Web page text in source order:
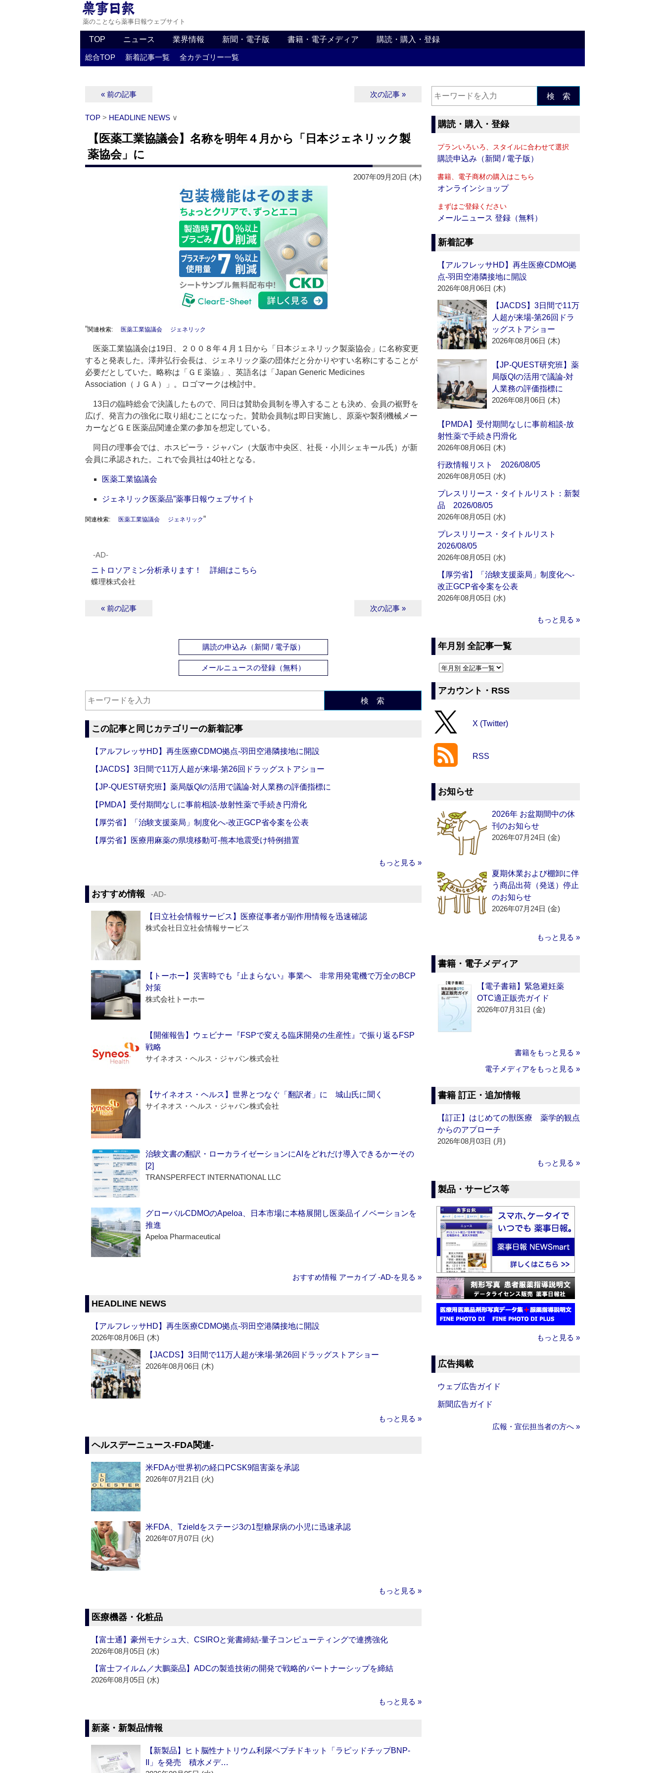
薬のことなら薬事日報ウェブサイト
TOP ニュース 業界情報 新聞・電子版 書籍・電子メディア 購読・購入・登録
総合TOP 新着記事一覧 全カテゴリー一覧
« 前の記事 次の記事 »
TOP > HEADLINE NEWS ∨
【医薬工業協議会】名称を明年４月から「日本ジェネリック製
薬協会」に
2007年09月20日 (木)
“関連検索: 医薬工業協議会 ジェネリック
医薬工業協議会は19日、２００８年４月１日から「日本ジェネリック製薬協会」に名称変更
すると発表した。澤井弘行会長は、ジェネリック薬の団体だと分かりやすい名称にすることが
必要だとしていた。略称は「ＧＥ薬協」、英語名は「Japan Generic Medicines
Association（ＪＧＡ）」。ロゴマークは検討中。
13日の臨時総会で決議したもので、同日は賛助会員制を導入することも決め、会員の裾野を
広げ、発言力の強化に取り組むことになった。賛助会員制は即日実施し、原薬や製剤機械メー
カーなどＧＥ医薬品関連企業の参加を想定している。
同日の理事会では、ホスピーラ・ジャパン（大阪市中央区、社長・小川シェキール氏）が新
会員に承認された。これで会員社は40社となる。
医薬工業協議会
ジェネリック医薬品”薬事日報ウェブサイト
関連検索: 医薬工業協議会 ジェネリック“
‐AD‐
ニトロソアミン分析承ります！ 詳細はこちら
蝶理株式会社
« 前の記事 次の記事 »
購読の申込み（新聞 / 電子版）
メールニュースの登録（無料）
検 索
この記事と同じカテゴリーの新着記事
【アルフレッサHD】再生医療CDMO拠点‐羽田空港隣接地に開設
【JACDS】3日間で11万人超が来場‐第26回ドラッグストアショー
【JP-QUEST研究班】薬局版QIの活用で議論‐対人業務の評価指標に
【PMDA】受付期間なしに事前相談‐放射性薬で手続き円滑化
【厚労省】「治験支援薬局」制度化へ‐改正GCP省令案を公表
【厚労省】医療用麻薬の県境移動可‐熊本地震受け特例措置
もっと見る »
おすすめ情報 ‐AD‐
【日立社会情報サービス】医療従事者が副作用情報を迅速確認
株式会社日立社会情報サービス
【トーホー】災害時でも『止まらない』事業へ 非常用発電機で万全のBCP
対策
株式会社トーホー
【開催報告】ウェビナー『FSPで変える臨床開発の生産性』で振り返るFSP
戦略
サイネオス・ヘルス・ジャパン株式会社
【サイネオス・ヘルス】世界とつなぐ「翻訳者」に 城山氏に聞く
サイネオス・ヘルス・ジャパン株式会社
治験文書の翻訳・ローカライゼーションにAIをどれだけ導入できるかーその
[2]
TRANSPERFECT INTERNATIONAL LLC
グローバルCDMOのApeloa、日本市場に本格展開し医薬品イノベーションを
推進
Apeloa Pharmaceutical
おすすめ情報 アーカイブ ‐AD‐を見る »
HEADLINE NEWS
【アルフレッサHD】再生医療CDMO拠点‐羽田空港隣接地に開設
2026年08月06日 (木)
【JACDS】3日間で11万人超が来場‐第26回ドラッグストアショー
2026年08月06日 (木)
もっと見る »
ヘルスデーニュース‐FDA関連‐
米FDAが世界初の経口PCSK9阻害薬を承認
2026年07月21日 (火)
米FDA、Tzieldをステージ3の1型糖尿病の小児に迅速承認
2026年07月07日 (火)
もっと見る »
医療機器・化粧品
【富士通】豪州モナシュ大、CSIROと覚書締結‐量子コンピューティングで連携強化
2026年08月05日 (水)
【富士フイルム／大鵬薬品】ADCの製造技術の開発で戦略的パートナーシップを締結
2026年08月05日 (水)
もっと見る »
新薬・新製品情報
【新製品】ヒト脳性ナトリウム利尿ペプチドキット「ラピッドチップBNP-
II」を発売 積水メデ…
検 索
購読・購入・登録
プランいろいろ、スタイルに合わせて選択
購読申込み（新聞 / 電子版）
書籍、電子商材の購入はこちら
オンラインショップ
まずはご登録ください
メールニュース 登録（無料）
新着記事
【アルフレッサHD】再生医療CDMO拠
点‐羽田空港隣接地に開設
2026年08月06日 (木)
【JACDS】3日間で11万
人超が来場‐第26回ドラ
ッグストアショー
2026年08月06日 (木)
【JP-QUEST研究班】薬
局版QIの活用で議論‐対
人業務の評価指標に
2026年08月06日 (木)
【PMDA】受付期間なしに事前相談‐放
射性薬で手続き円滑化
2026年08月06日 (木)
行政情報リスト 2026/08/05
2026年08月05日 (水)
プレスリリース・タイトルリスト：新製
品 2026/08/05
2026年08月05日 (水)
プレスリリース・タイトルリスト
2026/08/05
2026年08月05日 (水)
【厚労省】「治験支援薬局」制度化へ‐
改正GCP省令案を公表
2026年08月05日 (水)
もっと見る »
年月別 全記事一覧
アカウント・RSS
X (Twitter)
RSS
お知らせ
2026年 お盆期間中の休
刊のお知らせ
2026年07月24日 (金)
夏期休業および棚卸に伴
う商品出荷（発送）停止
のお知らせ
2026年07月24日 (金)
もっと見る »
書籍・電子メディア
【電子書籍】緊急避妊薬
OTC適正販売ガイド
2026年07月31日 (金)
書籍をもっと見る »
電子メディアをもっと見る »
書籍 訂正・追加情報
【訂正】はじめての獣医療 薬学的観点
からのアプローチ
2026年08月03日 (月)
もっと見る »
製品・サービス等
もっと見る »
広告掲載
ウェブ広告ガイド
新聞広告ガイド
広報・宣伝担当者の方へ »